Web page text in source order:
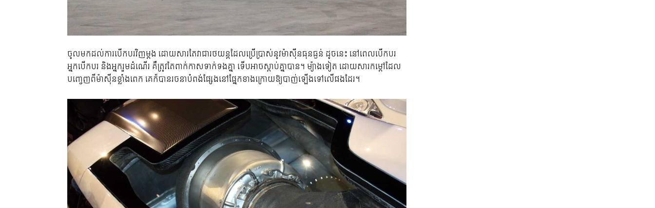
ចូលមកដល់ការបើកបរវិញម្តង ដោយសារតែវាជារថយន្តដែលប្រើប្រាស់នូវម៉ាស៊ីនធុនធ្ងន់ ដូចនេះ នៅពេលបើកបរ
អ្នកបើកបរ និងអ្នករួមដំណើរ គឺត្រូវតែពាក់កាសទាក់ទងគ្នា ទើបអាចស្តាប់គ្នាបាន។ ម្យ៉ាងទៀត ដោយសារកម្ដៅដែល
បញ្ចេញពីម៉ាស៊ីនខ្លាំងពេក គេក៏បានរចនាបំពង់ផ្សែងនៅផ្នែកខាងក្រោយឱ្យបាញ់ឡើងទៅលើផងដែរ។